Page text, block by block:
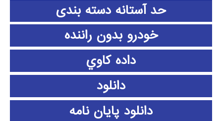
حد آستانه دسته بندی
خودرو بدون راننده
داده كاوي
دانلود
دانلود پايان نامه